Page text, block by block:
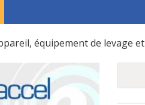
équipement de levage